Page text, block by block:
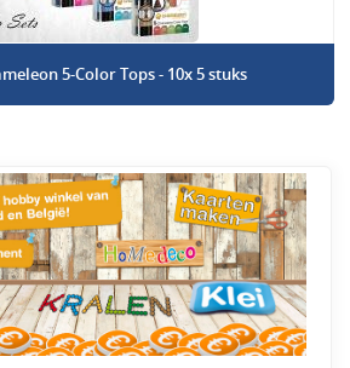
5-Color Tops - 10x 5 stuks